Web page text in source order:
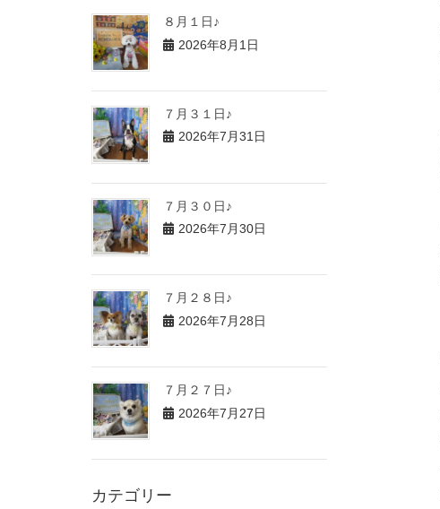
８月１日♪
2026年8月1日
７月３１日♪
2026年7月31日
７月３０日♪
2026年7月30日
７月２８日♪
2026年7月28日
７月２７日♪
2026年7月27日
カテゴリー